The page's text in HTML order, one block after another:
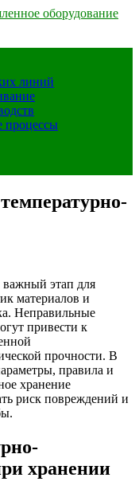
оборудование
линий
процессы
этап для
материалов и
Неправильные
привести к
прочности. В
правила и
хранение
риск повреждений и
хранении